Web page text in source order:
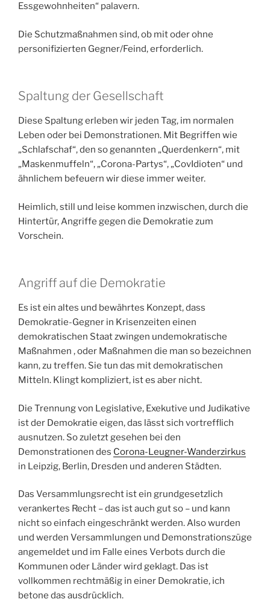
Essgewohnheiten“ palavern.
Die Schutzmaßnahmen sind, ob mit oder ohne
personifizierten Gegner/Feind, erforderlich.
Spaltung der Gesellschaft
Diese Spaltung erleben wir jeden Tag, im normalen
Leben oder bei Demonstrationen. Mit Begriffen wie
„Schlafschaf“, den so genannten „Querdenkern“, mit
„Maskenmuffeln“, „Corona-Partys“, „CovIdioten“ und
ähnlichem befeuern wir diese immer weiter.
Heimlich, still und leise kommen inzwischen, durch die
Hintertür, Angriffe gegen die Demokratie zum
Vorschein.
Angriff auf die Demokratie
Es ist ein altes und bewährtes Konzept, dass
Demokratie-Gegner in Krisenzeiten einen
demokratischen Staat zwingen undemokratische
Maßnahmen , oder Maßnahmen die man so bezeichnen
kann, zu treffen. Sie tun das mit demokratischen
Mitteln. Klingt kompliziert, ist es aber nicht.
Die Trennung von Legislative, Exekutive und Judikative
ist der Demokratie eigen, das lässt sich vortrefflich
ausnutzen. So zuletzt gesehen bei den
Demonstrationen des Corona-Leugner-Wanderzirkus
in Leipzig, Berlin, Dresden und anderen Städten.
Das Versammlungsrecht ist ein grundgesetzlich
verankertes Recht – das ist auch gut so – und kann
nicht so einfach eingeschränkt werden. Also wurden
und werden Versammlungen und Demonstrationszüge
angemeldet und im Falle eines Verbots durch die
Kommunen oder Länder wird geklagt. Das ist
vollkommen rechtmäßig in einer Demokratie, ich
betone das ausdrücklich.